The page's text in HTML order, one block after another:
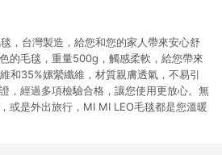
，台灣製造，給您和您的家人帶來安心舒
的毛毯，重量500g，觸感柔軟，給您帶來
和35%嫘縈纖維，材質親膚透氣，不易引
，經過多項檢驗合格，讓您使用更放心。無
或是外出旅行，MI MI LEO毛毯都是您溫暖